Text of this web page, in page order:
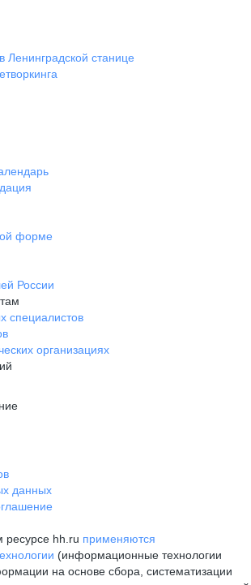
Ленинградской станице
форме
России
специалистов
организациях
данных
hh.ru применяются
(информационные технологии
на основе сбора, систематизации